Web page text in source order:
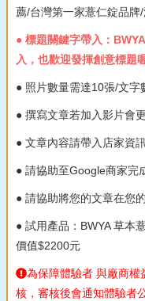
薦/台灣第一家薏仁錠品牌
● 標題關鍵字帶入：
入，也歡迎發揮創意標題
● 照片數量需達10張/文
● 撰寫文章若加入影片會
● 文章內容請帶入店家資
● 請協助至Google商家完
● 請協助將您的文章在您
● 試用產品：BWYA 草本
價值$2200元
為保障體驗者 與廠商權
核，審核後會通知體驗者